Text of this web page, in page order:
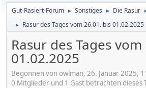
Gut-Rasiert-Forum ► Sonstiges ► Die Rasur
► Rasur des Tages vom 26.01. bis 01.02.2025
Rasur des Tages
01.02.2025
Begonnen von owlman, 26. Januar 2025,
0 Mitglieder und 1 Gast betrachten dieses